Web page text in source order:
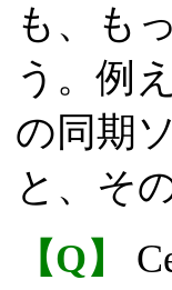
も、も
う。例
の同期
と、そ
【Q】